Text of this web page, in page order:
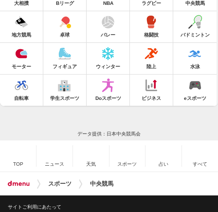
大相撲 Bリーグ NBA ラグビー 中央競馬
地方競馬 卓球 バレー 格闘技 バドミントン
モーター フィギュア ウィンター 陸上 水泳
自転車 学生スポーツ Doスポーツ ビジネス eスポーツ
データ提供：日本中央競馬会
TOP ニュース 天気 スポーツ 占い すべて
スポーツ 中央競馬
サイトご利用にあたって